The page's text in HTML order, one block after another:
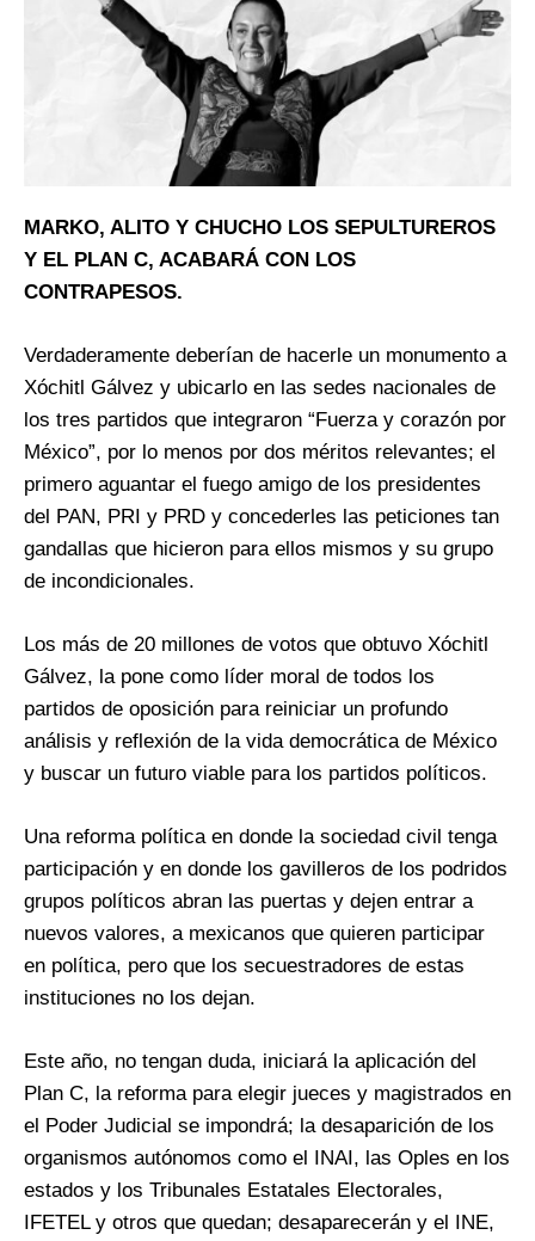
MARKO, ALITO Y CHUCHO LOS SEPULTUREROS
Y EL PLAN C, ACABARÁ CON LOS
CONTRAPESOS.
Verdaderamente deberían de hacerle un monumento a
Xóchitl Gálvez y ubicarlo en las sedes nacionales de
los tres partidos que integraron “Fuerza y corazón por
México”, por lo menos por dos méritos relevantes; el
primero aguantar el fuego amigo de los presidentes
del PAN, PRI y PRD y concederles las peticiones tan
gandallas que hicieron para ellos mismos y su grupo
de incondicionales.
Los más de 20 millones de votos que obtuvo Xóchitl
Gálvez, la pone como líder moral de todos los
partidos de oposición para reiniciar un profundo
análisis y reflexión de la vida democrática de México
y buscar un futuro viable para los partidos políticos.
Una reforma política en donde la sociedad civil tenga
participación y en donde los gavilleros de los podridos
grupos políticos abran las puertas y dejen entrar a
nuevos valores, a mexicanos que quieren participar
en política, pero que los secuestradores de estas
instituciones no los dejan.
Este año, no tengan duda, iniciará la aplicación del
Plan C, la reforma para elegir jueces y magistrados en
el Poder Judicial se impondrá; la desaparición de los
organismos autónomos como el INAI, las Oples en los
estados y los Tribunales Estatales Electorales,
IFETEL y otros que quedan; desaparecerán y el INE,